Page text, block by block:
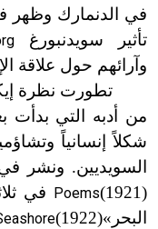
في الدنمارك وظهر
تأثير سويدنبورغ
وآرائهم حول علاقة
تطورت نظرة
شكلاً إنسانياً
السويديين. ونشر
(1921
)
Poems
في
البحر»(
1922)